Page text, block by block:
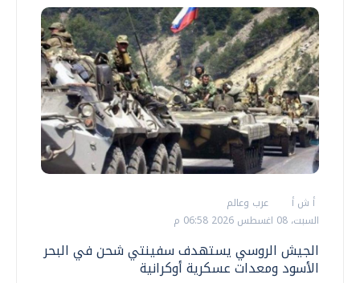
أ ش أ
عرب وعالم
السبت، 08 اغسطس 2026 06:58 م
الجيش الروسي يستهدف سفينتي شحن في البحر
الأسود ومعدات عسكرية أوكرانية